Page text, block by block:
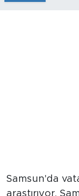
Samsun'da
araştırıyor.